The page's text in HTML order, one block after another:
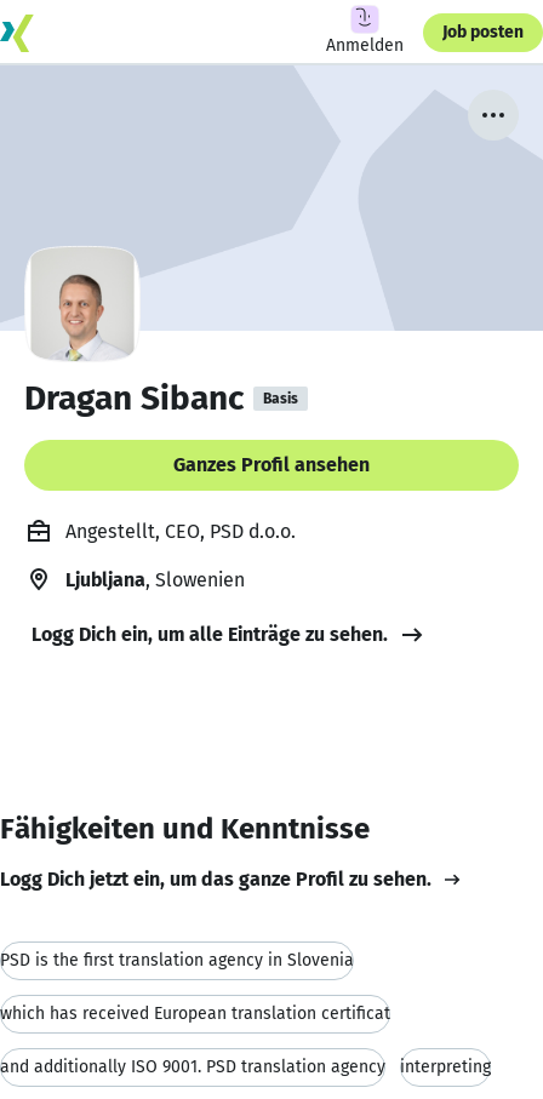
Anmelden
Job posten
Dragan Sibanc Basis
Ganzes Profil ansehen
Angestellt, CEO, PSD d.o.o.
Ljubljana, Slowenien
Logg Dich ein, um alle Einträge zu sehen.
Fähigkeiten und Kenntnisse
Logg Dich jetzt ein, um das ganze Profil zu sehen.
PSD is the first translation agency in Slovenia
which has received European translation certificat
and additionally ISO 9001. PSD translation agency interpreting